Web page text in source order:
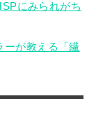
にみられがち
ーが教える「繊